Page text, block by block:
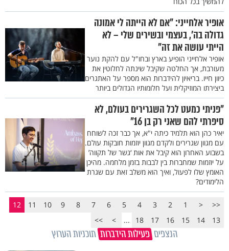
אופיר אלחייני: "אם לא הייתה לי אמונה
גדולה בה', בעצמי ובשירים שלי – לא
הייתי עושה את זה"
אופיר אלחייני הופיע בארץ ובחו"ל עם להקת נוער
מעורבת, אך החלטה שקיבל שינתה לחלוטין את
כיוון חייו. בריאיון להידברות הוא מספר על האתגרים
ביצירתו המוזיקלית ועל חלומותיו הגדולים ביותר
"פניתי כמעט לכל השגרירים בעולם, לא
סיפרתי להם שאני רק בן 16"
יאיר כהן הוא תלמיד כיתה י"א, אך כבר זכה לשוחח
עם מגוון שגרירים ולקדם מגוון יוזמות חובקות עולם.
בשבוע האחרון הוא קיבל את אות ‘גשר של תקווה’
על יוזמות שמחברות בין לבבות בזמן מלחמה. מהיכן
האומץ שלו לפעול, ואיך הוא משלב זאת עם שגרת
הלימודים?
<<
<
1
2
3
4
5
6
7
8
9
10
11
12
13
14
15
16
17
18
...
>
>>
הנצפים פעילות הידברות תוכניות הערוץ